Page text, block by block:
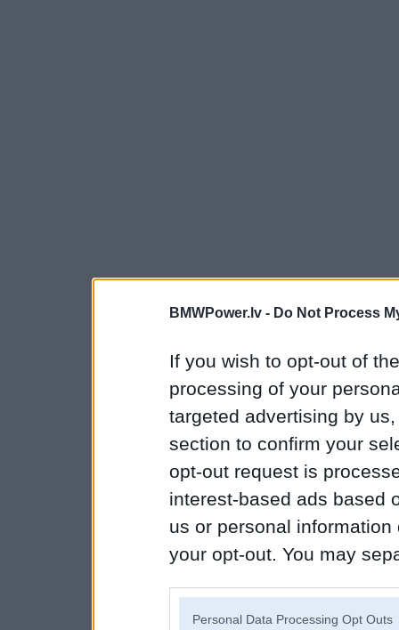
BMWPower.lv - Do Not Process
If you wish to opt-out of
processing of your
targeted advertising by
section to confirm your
opt-out request is
interest-based ads based
us or personal
your opt-out. You may
Personal Data Processing Opt Outs